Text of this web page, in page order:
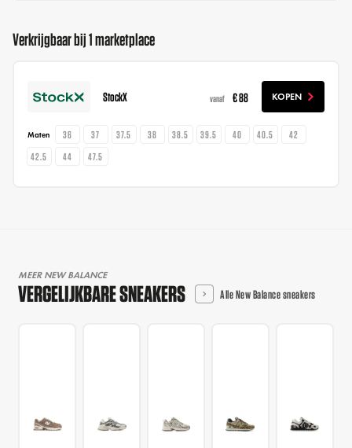
Verkrijgbaar bij 1 marketplace
StockX vanaf € 88 KOPEN
Maten 36 37 37.5 38 38.5 39.5 40 40.5
42
42.5
44 47.5
MEER NEW BALANCE
VERGELIJKBARE SNEAKERS Alle New Balance sneakers